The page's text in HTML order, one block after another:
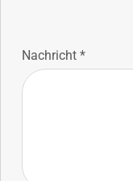
Nachricht *